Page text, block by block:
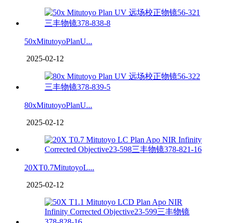
50xMitutoyoPlanU...
2025-02-12
80xMitutoyoPlanU...
2025-02-12
20XT0.7MitutoyoL...
2025-02-12